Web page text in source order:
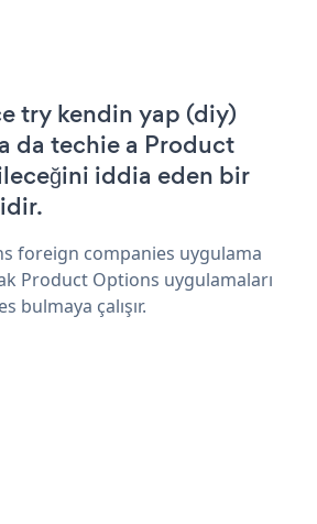
try kendin yap (diy)
da techie a Product
iddia eden bir
foreign companies uygulama
Product Options uygulamaları
bulmaya çalışır.